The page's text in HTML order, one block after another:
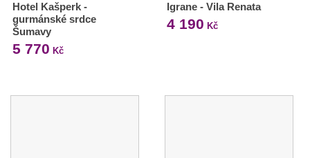
Hotel Kašperk -
gurmánské srdce
Šumavy
5 770 Kč
Igrane - Vila Renata
4 190 Kč